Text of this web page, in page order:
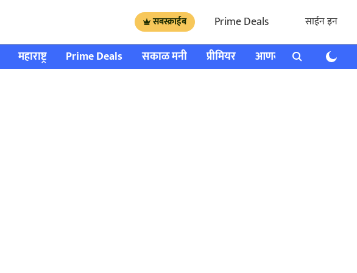
सबस्क्राईब Prime Deals साईन इन
महाराष्ट्र Prime Deals सकाळ मनी प्रीमियर आणखी राशी भविष्य